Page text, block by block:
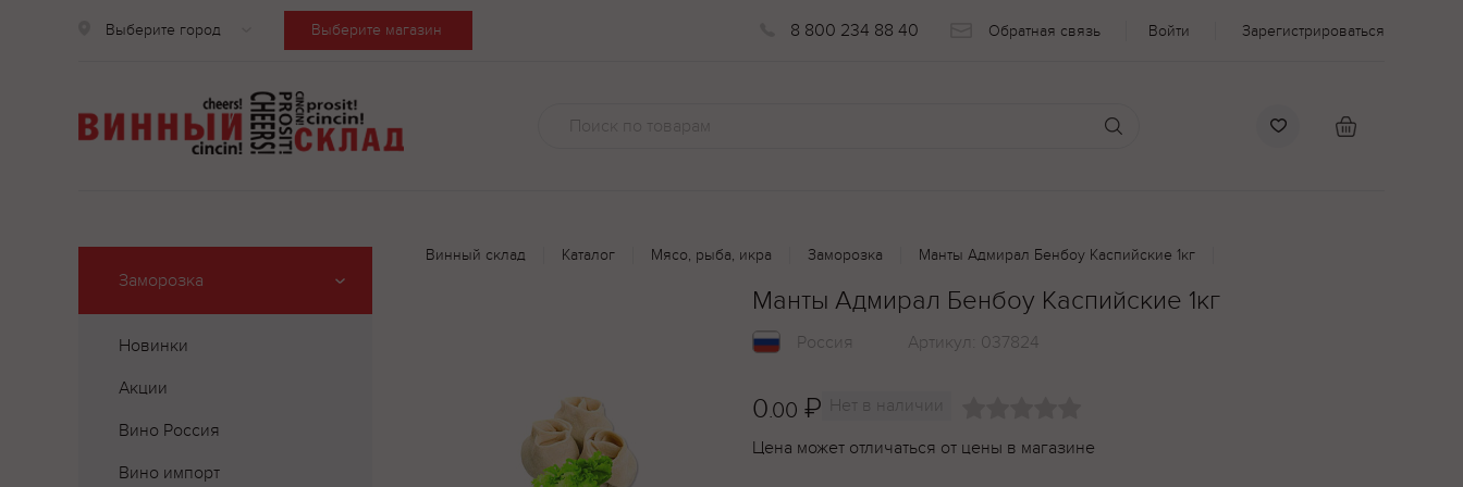
Выберите город Выберите магазин 8 800 234 88 40 Обратная связь Войти Зарегистрироваться
Заморозка
Новинки
Акции
Вино Россия
Вино импорт
Винный склад Каталог Мясо, рыба, икра Заморозка Манты Адмирал Бенбоу Каспийские 1кг
Манты Адмирал Бенбоу Каспийские 1кг
Россия Артикул: 037824
0.00 ₽ Нет в наличии
Цена может отличаться от цены в магазине